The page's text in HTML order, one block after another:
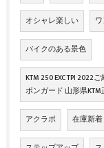
オシャレ楽しい
バイクのある景色
KTM 250 EXC TPI
ボンガード 山形県KTM
アクラポ 在庫新着